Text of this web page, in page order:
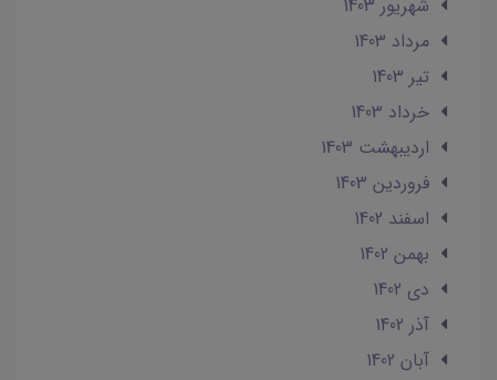
شهریور 1403
مرداد 1403
تير 1403
خرداد 1403
ارديبهشت 1403
فروردین 1403
اسفند 1402
بهمن 1402
دی 1402
آذر 1402
آبان 1402